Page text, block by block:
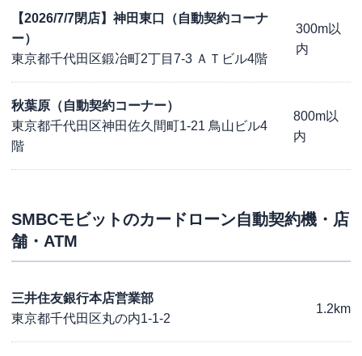
【2026/7/7閉店】神田東口（自動契約コーナ
ー）
東京都千代田区鍛冶町2丁目7-3 ＡＴビル4階
300m以
内
秋葉原（自動契約コーナー）
東京都千代田区神田佐久間町1-21 鳥山ビル4
階
800m以
内
SMBCモビットのカードローン自動契約機・店
舗・ATM
三井住友銀行本店営業部
東京都千代田区丸の内1-1-2
1.2km